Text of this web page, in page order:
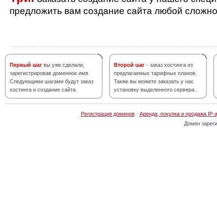
предложить вам создание сайта любой
Первый шаг вы уже сделали,
зарегистрировав доменное имя.
Следующими шагами будут заказ
хостинга и создание сайта.
Второй шаг - заказ хостинга из
предлагаемых тарифных планов.
Также вы можете заказать у нас
установку выделенного сервера.
Регистрация доменов· Аренда, покупка и продажа IP-
Домен